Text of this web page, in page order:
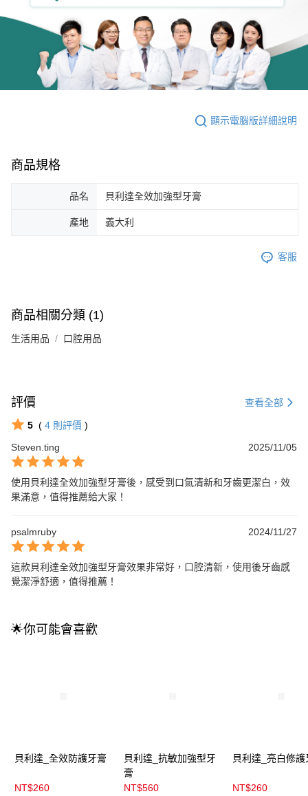
顯示電腦版詳細說明
商品規格
品名 貝利達全效加強型牙膏
產地 義大利
客服
商品相關分類 (1)
生活用品 口腔用品
評價 查看全部
5 ( 4 則評價 )
Steven.ting
2025/11/05
使用貝利達全效加強型牙膏後，感受到口氣清新和牙齒更潔白，效
果滿意，值得推薦給大家！
psalmruby 2024/11/27
這款貝利達全效加強型牙膏效果非常好，口腔清新，使用後牙齒感
覺潔淨舒適，值得推薦！
🌟你可能會喜歡
貝利達_全效防護牙膏
NT$260
貝利達_抗敏加強型牙
膏
NT$560
貝利達_亮白修護
NT$260